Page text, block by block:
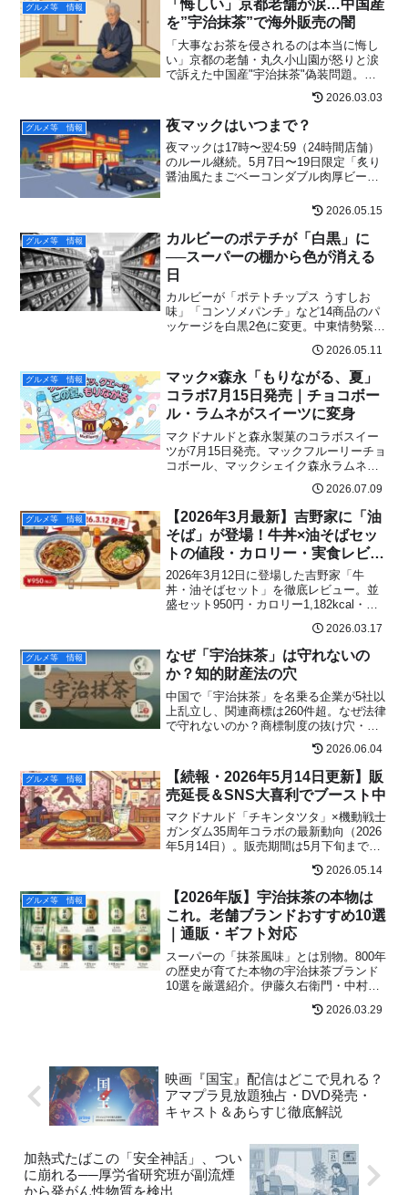
グルメ等 情報
「悔しい」京都老舗が涙…中国産
を”宇治抹茶”で海外販売の闇
「大事なお茶を侵されるのは本当に悔し
い」京都の老舗・丸久小山園が怒りと涙
で訴えた中国産"宇治抹茶"偽装問題。
2026年大阪高裁和解までの全真相と、
Amazonで騙されないための本物の見分け
方を完全解説します。
2026.03.03
グルメ等 情報 夜マックはいつまで？
夜マックは17時〜翌4:59（24時間店舗）
のルール継続。5月7日〜19日限定「炙り
醤油風たまごベーコンダブル肉厚ビー
りやき」、業界の深夜料金トレンド、ス
パチキ販売終了まで——2026年5月の夜マ
ック最新情報を網羅。
2026.05.15
グルメ等 情報
カルビーのポテチが「白黒」に
──スーパーの棚から色が消える
日
カルビーが「ポテトチップス うすしお
味」「コンソメパンチ」など14商品のパ
ッケージを白黒2色に変更。中東情勢緊迫
安定化したのが理由。2026年5月25日以
降出荷分から順次切替、7月発売の新商品
も延期。背景と消費者への影響を電気工
事士目線で解説。
2026.05.11
グルメ等 情報
マック×森永「もりながる、夏」
コラボ7月15日発売｜チョコボー
ル・ラムネがスイーツに変身
マクドナルドと森永製菓のコラボスイー
ツが7月15日発売。マックフルーリーチョ
コボール、マックシェイク森永ラムネ、
とSNS反応をリアルに解説します。
2026.07.09
グルメ等 情報
【2026年3月最新】吉野家に「油
そば」が登場！牛丼×油そばセッ
トの値段・カロリー・実食レビュ
ーまとめ
2026年3月12日に登場した吉野家「牛
丼・油そばセット」を徹底レビュー。並
盛セット950円・カロリー1,182kcal・背
をリアルに解説。お酢＋ラー油の味変テ
クや牛丼サイズ変更の組み合わせ術も公
開。期間限定のうちに要チェック！
2026.03.17
グルメ等 情報
なぜ「宇治抹茶」は守れないの
か？知的財産法の穴
中国で「宇治抹茶」を名乗る企業が5社以
上乱立し、関連商標は260件超。なぜ法律
で守れないのか？商標制度の抜け穴・GI
制度の限界・訴訟コスト問題まで、知的
財産法の構造的問題をわかりやすく解説
します。
2026.06.04
グルメ等 情報
【続報・2026年5月14日更新】販
売延長＆SNS大喜利でブースト中
マクドナルド「チキンタツタ」×機動戦士
ガンダム35周年コラボの最新動向（2026
年5月14日）。販売期間は5月下旬まで延
長見込み、公式Xのジオン幹部風投稿にフ
ァンが名セリフで応戦、「ガンダム チキ
ンタツタ専用」のカラーリングが大バズ
り。3種パッケージのコレクション需要と
海外反応まで網羅。
2026.05.14
グルメ等 情報
【2026年版】宇治抹茶の本物は
これ。老舗ブランドおすすめ10選
｜通販・ギフト対応
スーパーの「抹茶風味」とは別物。800年
の歴史が育てた本物の宇治抹茶ブランド
10選を厳選紹介。伊藤久右衛門・中村藤
まで、通販で買える本格抹茶をギフト・
2026.03.29
映画『国宝』配信はどこで見れる？
アマプラ見放題独占・DVD発売・
キャスト＆あらすじ徹底解説
加熱式たばこの「安全神話」、つい
に崩れる──厚労省研究班が副流煙
から発がん性物質を検出